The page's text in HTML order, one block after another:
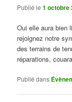
Publié le1 octobre
Oui elle aura bien
rejoignez notre
des terrains de
réparations,
Publié dans